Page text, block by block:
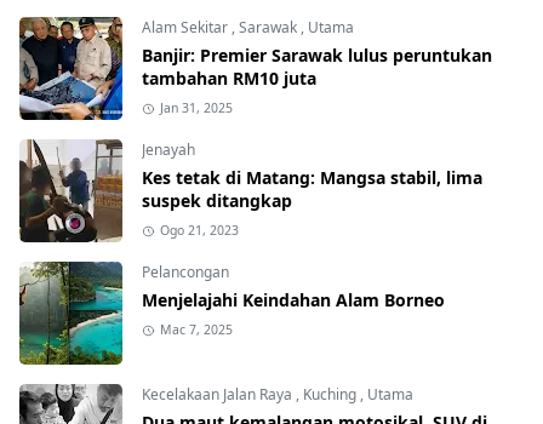
Alam Sekitar,Sarawak, Utama
Banjir: Premier Sarawak lulus peruntukan
tambahan RM10 juta
Jan 31, 2025
Jenayah
Kes tetak di Matang: Mangsa stabil, lima
suspek ditangkap
Ogo 21, 2023
Pelancongan
Menjelajahi Keindahan Alam Borneo
Mac 7, 2025
Kecelakaan Jalan Raya , Kuching, Utama